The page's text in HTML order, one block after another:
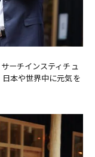
ーチインスティチュ
本や世界中に元気を